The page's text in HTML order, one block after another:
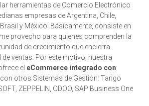
herramientas de Comercio Electrónico
empresas de Argentina, Chile,
y México. Básicamente, consiste en
provecho para quienes comprenden la
de crecimiento que encierra
ventas. Por este motivo, nuestra
el eCommerce integrado con
otros Sistemas de Gestión: Tango
ZEPPELIN, ODOO, SAP Business One